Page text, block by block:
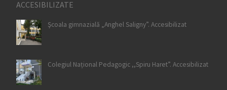
ACCESIBILIZATE
Şcoala gimnazială „Anghel Saligny”. Accesibilizat
Colegiul Național Pedagogic ,,Spiru Haret”. Accesibilizat